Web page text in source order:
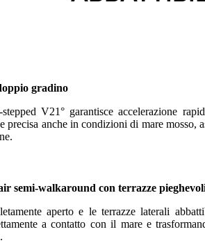
gradino
V21° garantisce accelerazione
precisa anche in condizioni di mare mosso,
semi-walkaround con terrazze
aperto e le terrazze laterali
a contatto con il mare e